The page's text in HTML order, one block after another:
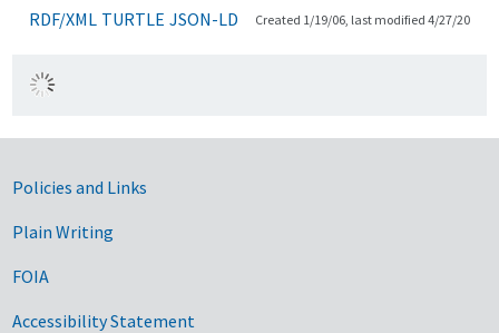
RDF/XML TURTLE JSON-LD Created 1/19/06, last modified 4/27/20
Government Links
Policies and Links
Plain Writing
FOIA
Accessibility Statement